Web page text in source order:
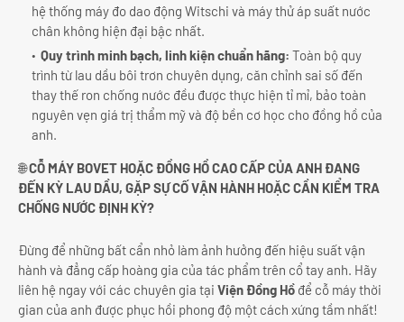
hệ thống máy đo dao động Witschi và máy thử áp suất nước
chân không hiện đại bậc nhất.
Quy trình minh bạch, linh kiện chuẩn hãng: Toàn bộ quy
trình từ lau dầu bôi trơn chuyên dụng, căn chỉnh sai số đến
thay thế ron chống nước đều được thực hiện tỉ mỉ, bảo toàn
nguyên vẹn giá trị thẩm mỹ và độ bền cơ học cho đồng hồ của
anh.
🌐CỖ MÁY BOVET HOẶC ĐỒNG HỒ CAO CẤP CỦA ANH ĐANG
ĐẾN KỲ LAU DẦU, GẶP SỰ CỐ VẬN HÀNH HOẶC CẦN KIỂM TRA
CHỐNG NƯỚC ĐỊNH KỲ?
Đừng để những bất cẩn nhỏ làm ảnh hưởng đến hiệu suất vận
hành và đẳng cấp hoàng gia của tác phẩm trên cổ tay anh. Hãy
liên hệ ngay với các chuyên gia tại Viện Đồng Hồ để cỗ máy thời
gian của anh được phục hồi phong độ một cách xứng tầm nhất!